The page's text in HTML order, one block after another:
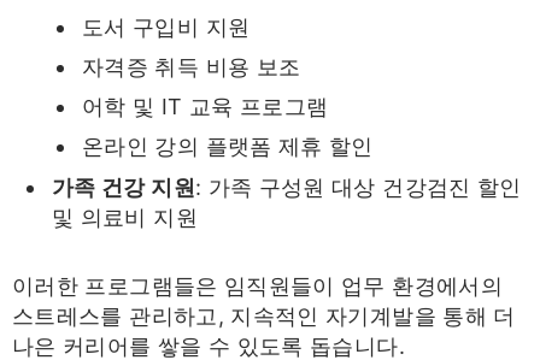
도서 구입비 지원
자격증 취득 비용 보조
어학 및 IT 교육 프로그램
온라인 강의 플랫폼 제휴 할인
가족 건강 지원: 가족 구성원 대상 건강검진 할인
및 의료비 지원
이러한 프로그램들은 임직원들이 업무 환경에서의
스트레스를 관리하고, 지속적인 자기계발을 통해 더
나은 커리어를 쌓을 수 있도록 돕습니다.